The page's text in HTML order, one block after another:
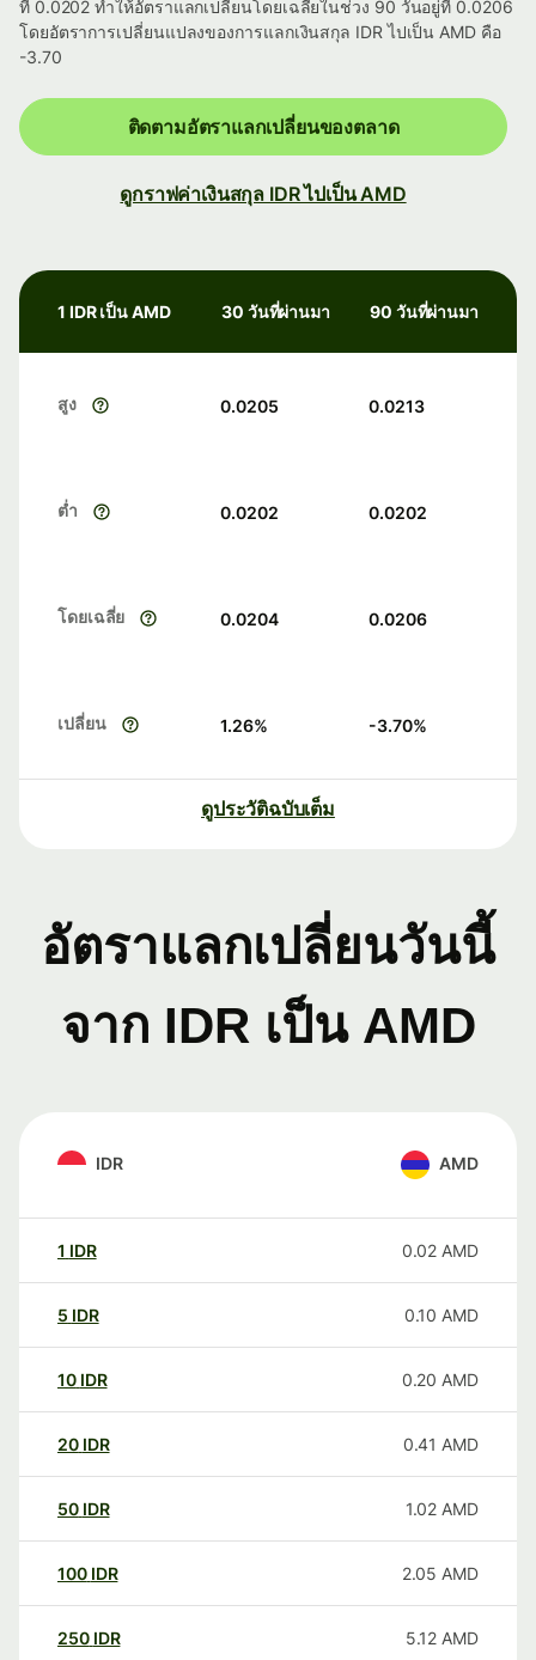
ที่ 0.0202 ทำให้อัตราแลกเปลี่ยนโดยเฉลี่ยในช่วง 90 วันอยู่ที่ 0.0206
โดยอัตราการเปลี่ยนแปลงของการแลกเงินสกุล IDR ไปเป็น AMD คือ
-3.70
ติดตามอัตราแลกเปลี่ยนของตลาด
ดูกราฟค่าเงินสกุล IDR ไปเป็น AMD
1 IDR เป็น AMD 30 วันที่ผ่านมา 90 วันที่ผ่านมา
สูง 0.0205 0.0213
ต่ำ 0.0202 0.0202
โดยเฉลี่ย 0.0204 0.0206
เปลี่ยน 1.26% -3.70%
ดูประวัติฉบับเต็ม
อัตราแลกเปลี่ยนวันนี้
จาก IDR เป็น AMD
IDR AMD
1 IDR 0.02 AMD
5 IDR 0.10 AMD
10 IDR 0.20 AMD
20 IDR 0.41 AMD
50 IDR 1.02 AMD
100 IDR 2.05 AMD
250 IDR 5.12 AMD